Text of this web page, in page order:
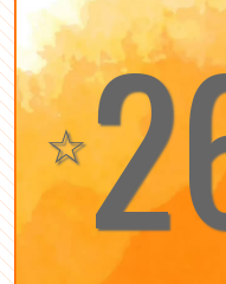
☆